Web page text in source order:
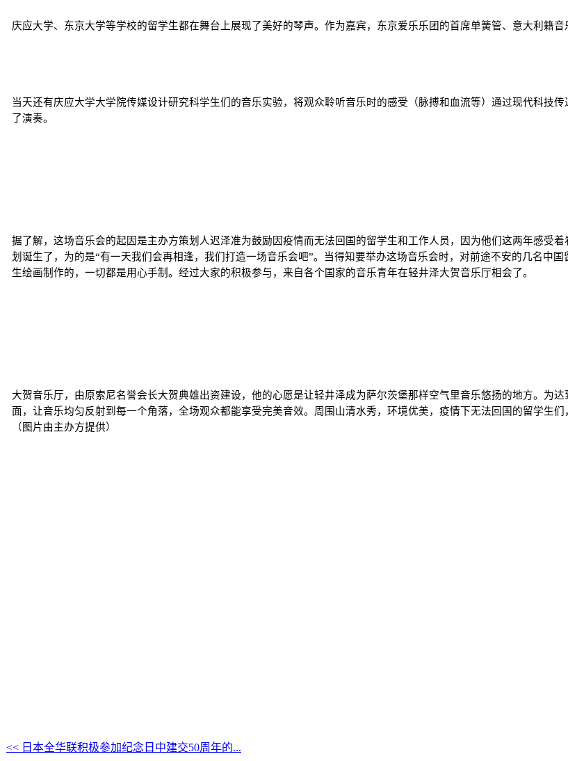
庆应大学、东京大学等学校的留学生都在舞台上展现了美好的琴声。作为嘉宾，东京爱乐乐团的首席单簧管、意大利籍音
当天还有庆应大学大学院传媒设计研究科学生们的音乐实验，将观众聆听音乐时的感受（脉搏和血流等）通过现代科技
了演奏。
据了解，这场音乐会的起因是主办方策划人迟泽准为鼓励因疫情而无法回国的留学生和工作人员，因为他们这两年感受
划诞生了，为的是“有一天我们会再相逢，我们打造一场音乐会吧”。当得知要举办这场音乐会时，对前途不安的几名中
生绘画制作的，一切都是用心手制。经过大家的积极参与，来自各个国家的音乐青年在轻井泽大贺音乐厅相会了。
大贺音乐厅，由原索尼名誉会长大贺典雄出资建设，他的心愿是让轻井泽成为萨尔茨堡那样空气里音乐悠扬的地方。为
面，让音乐均匀反射到每一个角落，全场观众都能享受完美音效。周围山清水秀，环境优美，疫情下无法回国的留学生
（图片由主办方提供）
<< 日本全华联积极参加纪念日中建交50周年的...